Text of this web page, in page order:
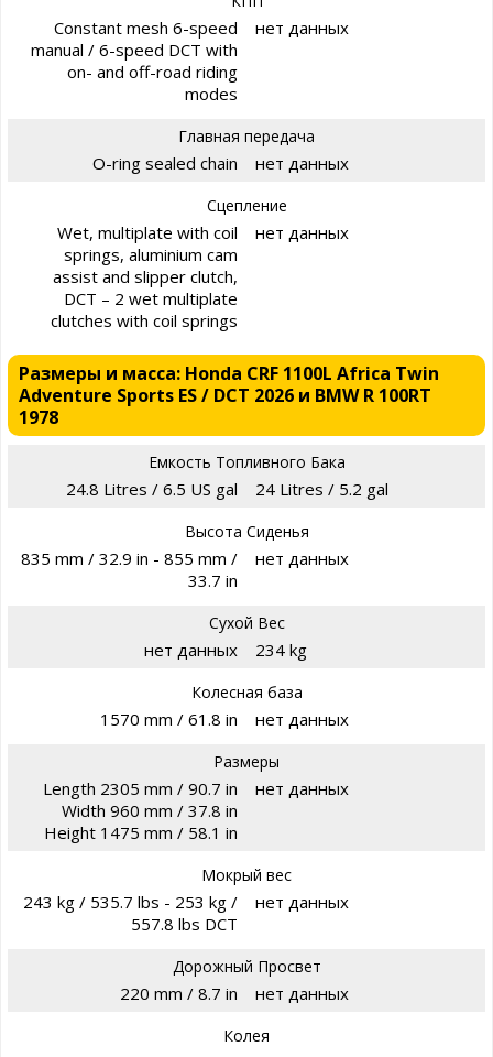
Constant mesh 6-speed
manual / 6-speed DCT with
on- and off-road riding
modes
нет данных
Главная передача
O-ring sealed chain нет данных
Сцепление
Wet, multiplate with coil
springs, aluminium cam
assist and slipper clutch,
DCT – 2 wet multiplate
clutches with coil springs
нет данных
Размеры и масса: Honda CRF 1100L Africa Twin
Adventure Sports ES / DCT 2026 и BMW R 100RT
1978
Емкость Топливного Бака
24.8 Litres / 6.5 US gal 24 Litres / 5.2 gal
Высота Сиденья
835 mm / 32.9 in - 855 mm /
33.7 in
нет данных
Сухой Вес
нет данных 234 kg
Колесная база
1570 mm / 61.8 in нет данных
Размеры
Length 2305 mm / 90.7 in
Width 960 mm / 37.8 in
Height 1475 mm / 58.1 in
нет данных
Мокрый вес
243 kg / 535.7 lbs - 253 kg /
557.8 lbs DCT
нет данных
Дорожный Просвет
220 mm / 8.7 in нет данных
Колея